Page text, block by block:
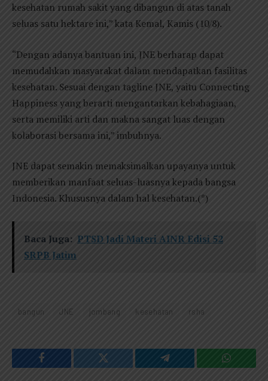
kesehatan rumah sakit yang dibangun di atas tanah
seluas satu hektare ini,” kata Kemal, Kamis (10/8).
“Dengan adanya bantuan ini, JNE berharap dapat
memudahkan masyarakat dalam mendapatkan fasilitas
kesehatan. Sesuai dengan tagline JNE, yaitu Connecting
Happiness yang berarti mengantarkan kebahagiaan,
serta memiliki arti dan makna sangat luas dengan
kolaborasi bersama ini,” imbuhnya.
JNE dapat semakin memaksimalkan upayanya untuk
memberikan manfaat seluas-luasnya kepada bangsa
Indonesia. Khususnya dalam hal kesehatan.(*)
Baca Juga: PTSD Jadi Materi AINR Edisi 52
SRPB Jatim
bangun JNE jombang kesehatan rsha
Facebook Twitter Telegram